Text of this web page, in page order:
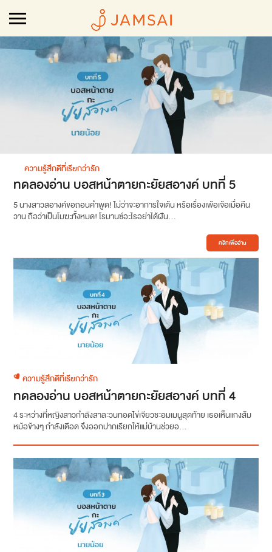
ความรู้สึกดีที่เรียกว่ารัก
ทดลองอ่าน บอสหน้าตายกะยัยสอางค์ บทที่ 5
5 นางสาวสอางค์ขอถอนคำพูด! ไม่ว่าจะอาการใจเต้น หรือเรื่องเพ้อเจ้อเมื่อคืน
วาน ถือว่าเป็นโมฆะทั้งหมด! โรมานซ์อะไรอย่าได้ฝัน...
คลิกเพื่ออ่าน
ความรู้สึกดีที่เรียกว่ารัก
ทดลองอ่าน บอสหน้าตายกะยัยสอางค์ บทที่ 4
4 ระหว่างที่หญิงสาวกำลังสาละวนทอดไข่เจียวชะอมเมนูสุดท้าย เธอเห็นแกงส้ม
หม้อข้างๆ กำลังเดือด จึงออกปากเรียกให้แม่บ้านช่วยอ...